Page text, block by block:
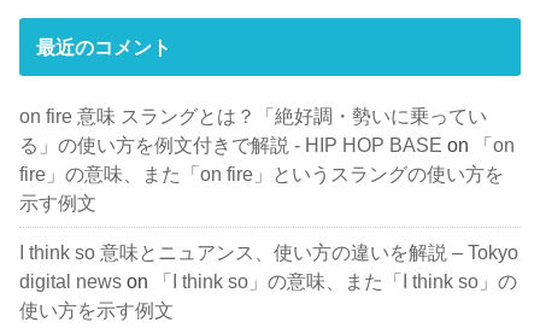
最近のコメント
on fire 意味 スラングとは？「絶好調・勢いに乗ってい
る」の使い方を例文付きで解説 - HIP HOP BASE on
「on
fire」の意味、また「on fire」というスラングの使い方を
示す例文
I think so 意味とニュアンス、使い方の違いを解説 – Tokyo
digital news on
「I think so」の意味、また「I think so」の
使い方を示す例文